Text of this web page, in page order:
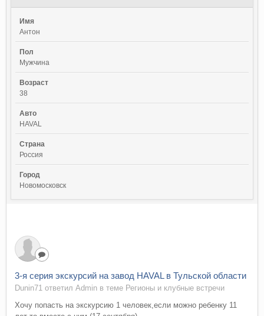
Имя
Антон
Пол
Мужчина
Возраст
38
Авто
HAVAL
Страна
Россия
Город
Новомосковск
3-я серия экскурсий на завод HAVAL в Тульской области
Dunin71 ответил Admin в теме Регионы и клубные встречи
Хочу попасть на экскурсию 1 человек,если можно ребенку 11